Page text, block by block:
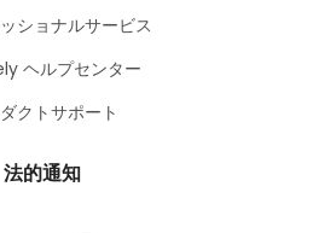
ショナルサービス
ヘルプセンター
クトサポート
法的通知